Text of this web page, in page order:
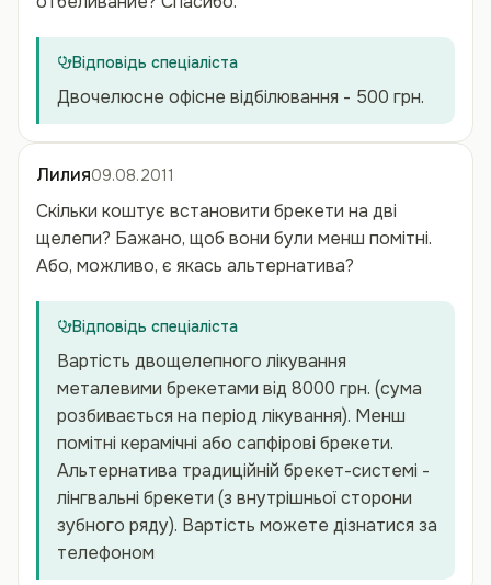
Відповідь спеціаліста
Двочелюсне офісне відбілювання - 500 грн.
Лилия09.08.2011
Скільки коштує встановити брекети на дві
щелепи? Бажано, щоб вони були менш помітні.
Або, можливо, є якась альтернатива?
Відповідь спеціаліста
Вартість двощелепного лікування
металевими брекетами від 8000 грн. (сума
розбивається на період лікування). Менш
помітні керамічні або сапфірові брекети.
Альтернатива традиційній брекет-системі -
лінгвальні брекети (з внутрішньої сторони
зубного ряду). Вартість можете дізнатися за
телефоном